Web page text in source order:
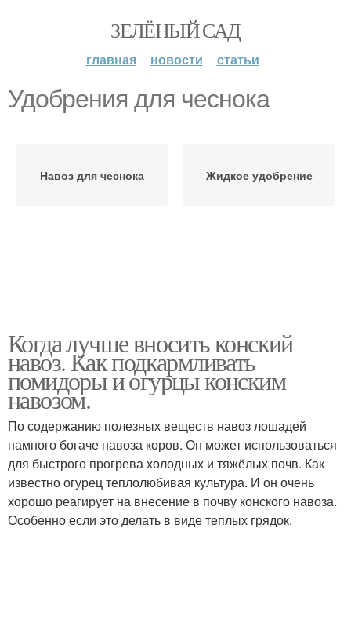
ЗЕЛЁНЫЙ САД
главная новости статьи
Удобрения для чеснока
Навоз для чеснока Жидкое удобрение
Когда лучше вносить конский
навоз. Как подкармливать
помидоры и огурцы конским
навозом.
По содержанию полезных веществ навоз лошадей
намного богаче навоза коров. Он может использоваться
для быстрого прогрева холодных и тяжёлых почв. Как
известно огурец теплолюбивая культура. И он очень
хорошо реагирует на внесение в почву конского навоза.
Особенно если это делать в виде теплых грядок.